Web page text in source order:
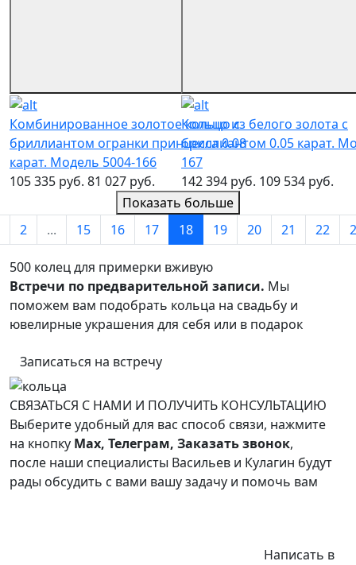
Комбинированное золотое кольцо с
бриллиантом огранки принцесса 0.08
карат. Модель 5004-166
105 335 руб. 81 027 руб.
Кольцо из белого золота с
бриллиантом 0.05 карат.
167
142 394 руб. 109 534 руб.
Показать больше
2
... 15 16 17 18 19 20 21 22
500 колец для примерки вживую
Встречи по предварительной записи. Мы
поможем вам подобрать кольца на свадьбу и
ювелирные украшения для себя или в подарок
Записаться на встречу
СВЯЗАТЬСЯ С НАМИ И ПОЛУЧИТЬ КОНСУЛЬТАЦИЮ
Выберите удобный для вас способ связи, нажмите
на кнопку Max, Телеграм, Заказать звонок,
после наши специалисты Васильев и Кулагин будут
рады обсудить с вами вашу задачу и помочь вам
Написать в